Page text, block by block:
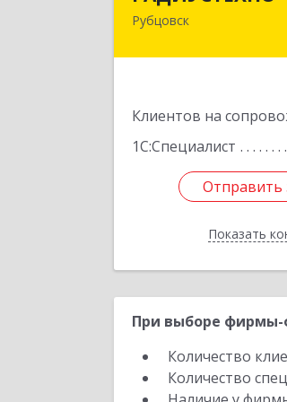
Рубцовск
Клиентов на
1С:Специалист
Отправить
Показать
658225, Алтайский
Отправить
Назад
При выборе фирмы-
Количество
Количество